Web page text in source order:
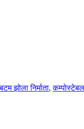
झोला निर्माता,